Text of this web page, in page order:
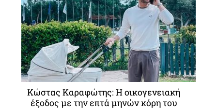
Κώστας Καραφώτης: Η οικογενειακή
έξοδος με την επτά μηνών κόρη του